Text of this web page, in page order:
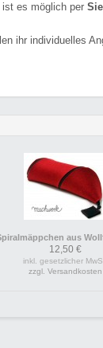
ist es möglich per
ihr individuelles
aus
12,50 €
inkl. gesetzlicher
zzgl. Versandkosten